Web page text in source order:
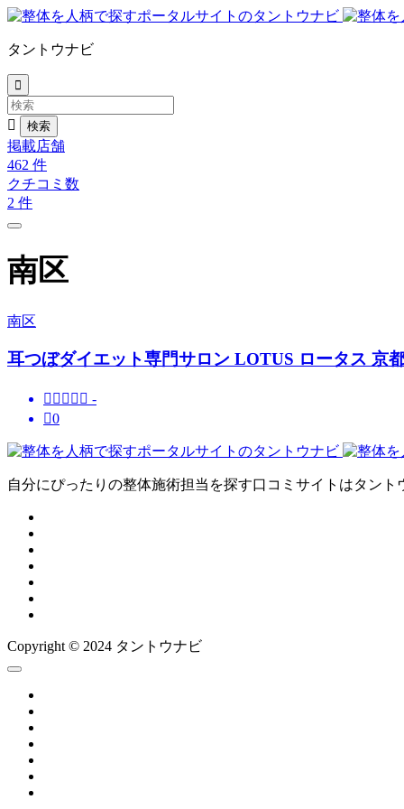
タントウナビ


掲載店舗
462 件
クチコミ数
2 件
南区
南区
耳つぼダイエット専門サロン LOTUS ロータス 京
     -
0
自分にぴったりの整体施術担当を探す口コミサイトはタント
Copyright © 2024 タントウナビ